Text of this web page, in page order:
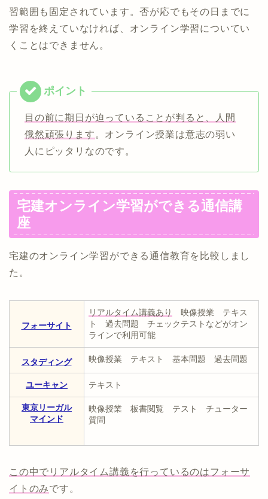
習範囲も固定されています。否が応でもその日までに
学習を終えていなければ、オンライン学習についてい
くことはできません。
目の前に期日が迫っていることが判ると、人間
俄然頑張ります 。オンライン授業は意志の弱い
人にピッタリなのです。
宅建オンライン学習ができる通信講
座
宅建のオンライン学習ができる通信教育を比較しまし
た。
フォーサイト
リアルタイム講義あり
映像授業 テキス
ト 過去問題 チェックテストなどがオン
ラインで利用可能
スタディング 映像授業 テキスト 基本問題 過去問題
ユーキャン テキスト
東京リーガル
マインド
映像授業 板書閲覧 テスト チューター
質問
この中でリアルタイム講義を行っているのはフォーサ
イトのみです。